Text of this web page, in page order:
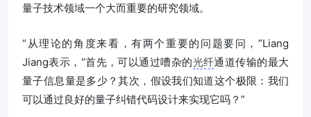
量子技术领域一个大而重要的研究领域。
“从理论的角度来看，有两个重要的问题要问，”Liang
Jiang表示，“首先，可以通过嘈杂的光纤通道传输的最大
量子信息量是多少？其次，假设我们知道这个极限：我们
可以通过良好的量子纠错代码设计来实现它吗？”